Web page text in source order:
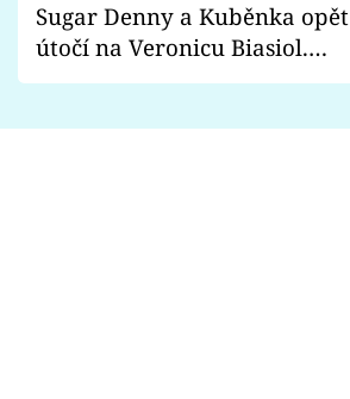
Sugar Denny a Kuběnka opět
útočí na Veronicu Biasiol.
Proč je podle nich falešná a